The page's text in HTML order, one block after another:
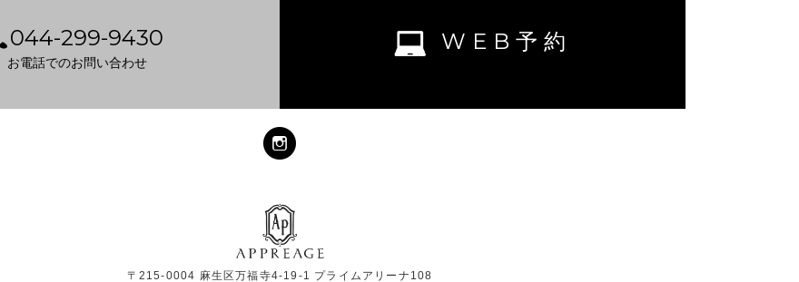
044-299-9430
お電話でのお問い合わせ
WEB予約
〒215-0004 麻生区万福寺4-19-1 プライムアリーナ108